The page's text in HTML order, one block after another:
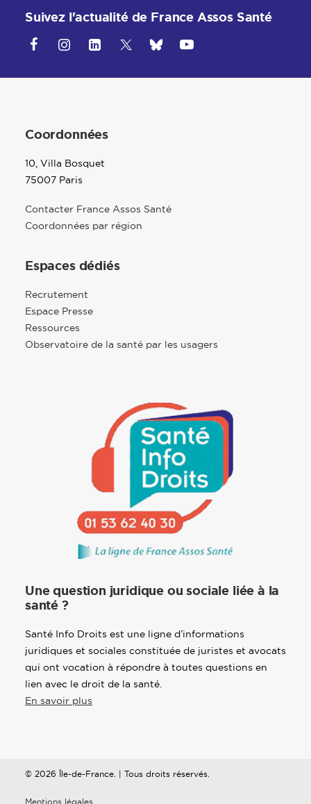
Suivez l'actualité de France Assos Santé
Coordonnées
10, Villa Bosquet
75007 Paris
Contacter France Assos Santé
Coordonnées par région
Espaces dédiés
Recrutement
Espace Presse
Ressources
Observatoire de la santé par les usagers
Une question juridique ou sociale liée à la
santé ?
Santé Info Droits est une ligne d’informations
juridiques et sociales constituée de juristes et avocats
qui ont vocation à répondre à toutes questions en
lien avec le droit de la santé.
En savoir plus
© 2026 Île-de-France. | Tous droits réservés.
Mentions légales